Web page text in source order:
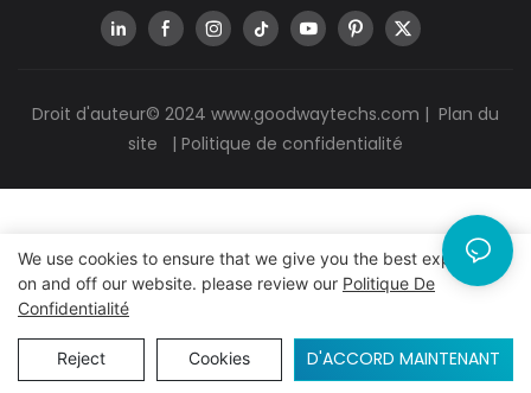
Droit d'auteur© 2024 www.goodwaytechs.com | Plan du
site
| Politique de confidentialité
We use cookies to ensure that we give you the best experience
on and off our website. please review our Politique De
Confidentialité
Reject Cookies D'ACCORD MAINTENANT